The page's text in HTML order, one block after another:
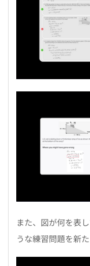
また、図が何を表
うな練習問題を新